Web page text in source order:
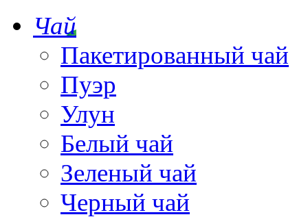
Чай
Пакетированный чай
Пуэр
Улун
Белый чай
Зеленый чай
Черный чай